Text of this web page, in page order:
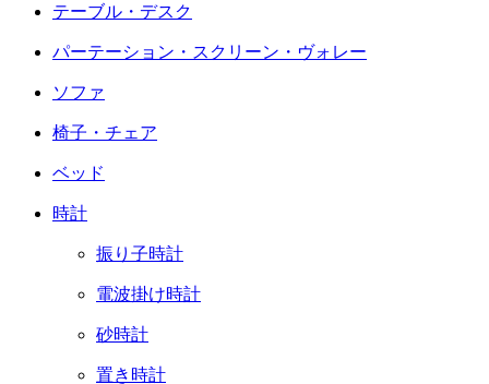
テーブル・デスク
パーテーション・スクリーン・ヴォレー
ソファ
椅子・チェア
ベッド
時計
振り子時計
電波掛け時計
砂時計
置き時計